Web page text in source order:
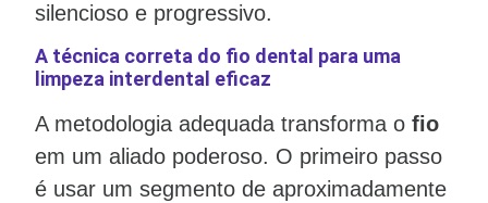
silencioso e progressivo.
A técnica correta do fio dental para uma
limpeza interdental eficaz
A metodologia adequada transforma o fio
em um aliado poderoso. O primeiro passo
é usar um segmento de aproximadamente